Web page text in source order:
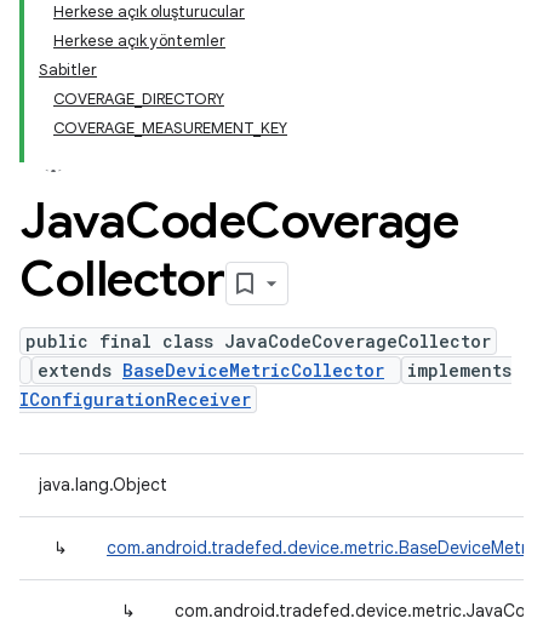
Herkese açık oluşturucular
Herkese açık yöntemler
Sabitler
COVERAGE_DIRECTORY
COVERAGE_MEASUREMENT_KEY
JavaCodeCoverage
Collector
public final class JavaCodeCoverageCollector
extends BaseDeviceMetricCollector
implements
IConfigurationReceiver
java.lang.Object
↳
↳